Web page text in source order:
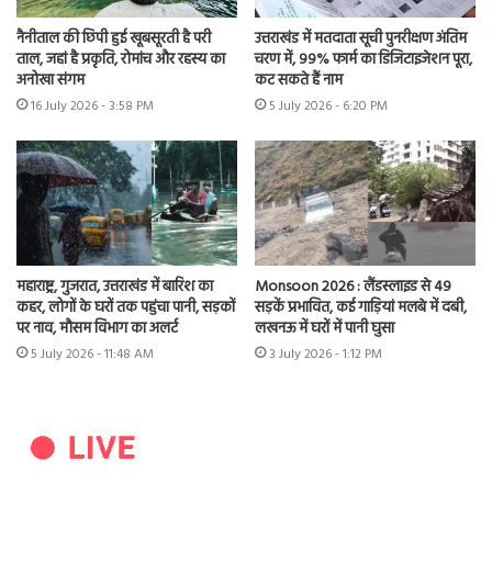
नैनीताल की छिपी हुई खूबसूरती है परी
ताल, जहां है प्रकृति, रोमांच और रहस्य का
अनोखा संगम
16 July 2026 - 3:58 PM
उत्तराखंड में मतदाता सूची पुनरीक्षण अंतिम
चरण में, 99% फार्म का डिजिटाइजेशन पूरा,
कट सकते हैं नाम
5 July 2026 - 6:20 PM
महाराष्ट्र, गुजरात, उत्तराखंड में बारिश का
कहर, लोगों के घरों तक पहुंचा पानी, सड़कों
पर नाव, मौसम विभाग का अलर्ट
5 July 2026 - 11:48 AM
Monsoon 2026 : लैंडस्लाइड से 49
सड़कें प्रभावित, कई गाड़ियां मलबे में दबी,
लखनऊ में घरों में पानी घुसा
3 July 2026 - 1:12 PM